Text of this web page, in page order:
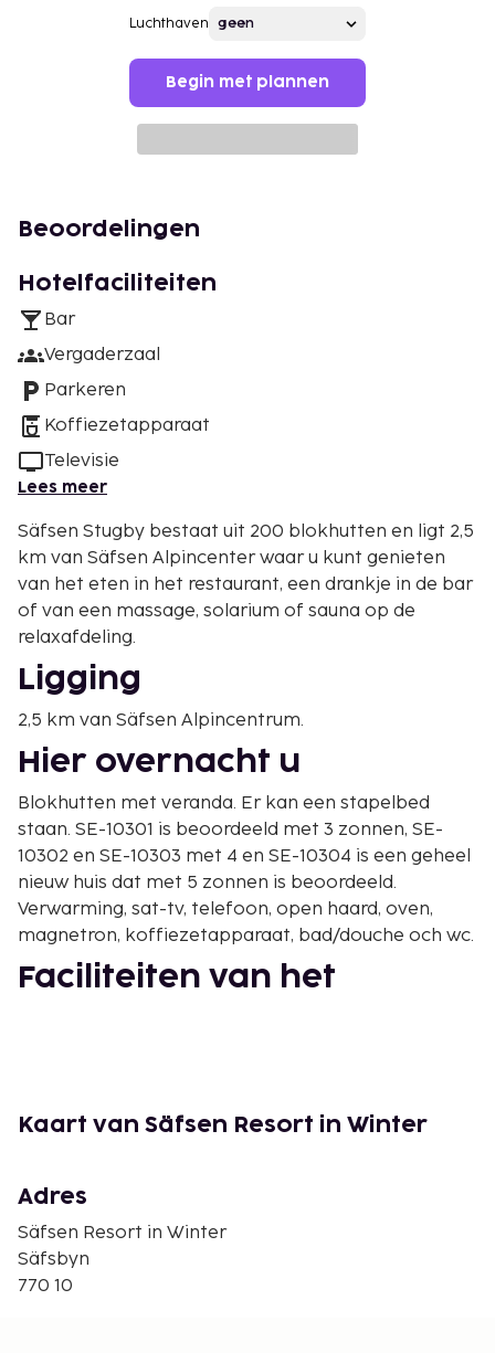
Luchthaven
Begin met plannen
Beoordelingen
Hotelfaciliteiten
Bar
Vergaderzaal
Parkeren
Koffiezetapparaat
Televisie
Lees meer
Säfsen Stugby bestaat uit 200 blokhutten en ligt 2,5
km van Säfsen Alpincenter waar u kunt genieten
van het eten in het restaurant, een drankje in de bar
of van een massage, solarium of sauna op de
relaxafdeling.
Ligging
2,5 km van Säfsen Alpincentrum.
Hier overnacht u
Blokhutten met veranda. Er kan een stapelbed
staan. SE-10301 is beoordeeld met 3 zonnen, SE-
10302 en SE-10303 met 4 en SE-10304 is een geheel
nieuw huis dat met 5 zonnen is beoordeeld.
Verwarming, sat-tv, telefoon, open haard, oven,
magnetron, koffiezetapparaat, bad/douche och wc.
Faciliteiten van het
Anders
of betaald [xx]. Beddengoed en handdoeken
meenemen of huren, [xx]/persoon/set.
Toeristenbelasting is inbegrepen.
1-2 våningar, Er is geen lift.
Kaart van Säfsen Resort in Winter
Adres
Säfsen Resort in Winter
Säfsbyn
770 10